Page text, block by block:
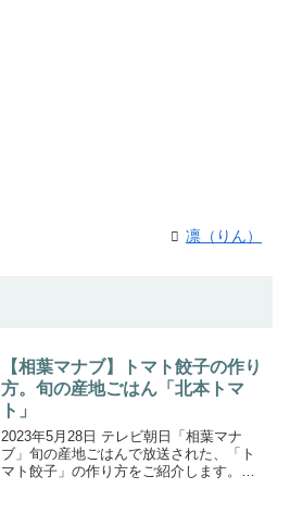
凛（りん）
【相葉マナブ】トマト餃子の作り
方。旬の産地ごはん「北本トマ
ト」
2023年5月28日 テレビ朝日「相葉マナ
ブ」旬の産地ごはんで放送された、「ト
マト餃子」の作り方をご紹介します。今